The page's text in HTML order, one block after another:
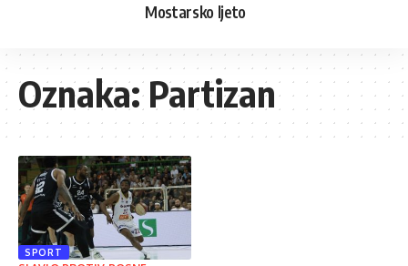
Mostarsko ljeto
Oznaka:Partizan
SPORT